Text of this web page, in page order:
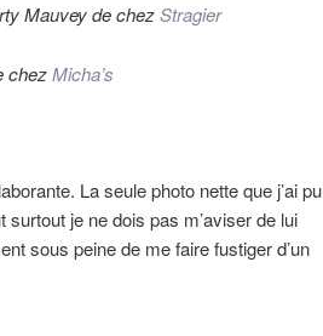
Mauvey de chezStragier
chezMicha’s
La seule photo nette que j’ai pu
je ne dois pas m’aviser de lui
sous peine de me faire fustiger d’un